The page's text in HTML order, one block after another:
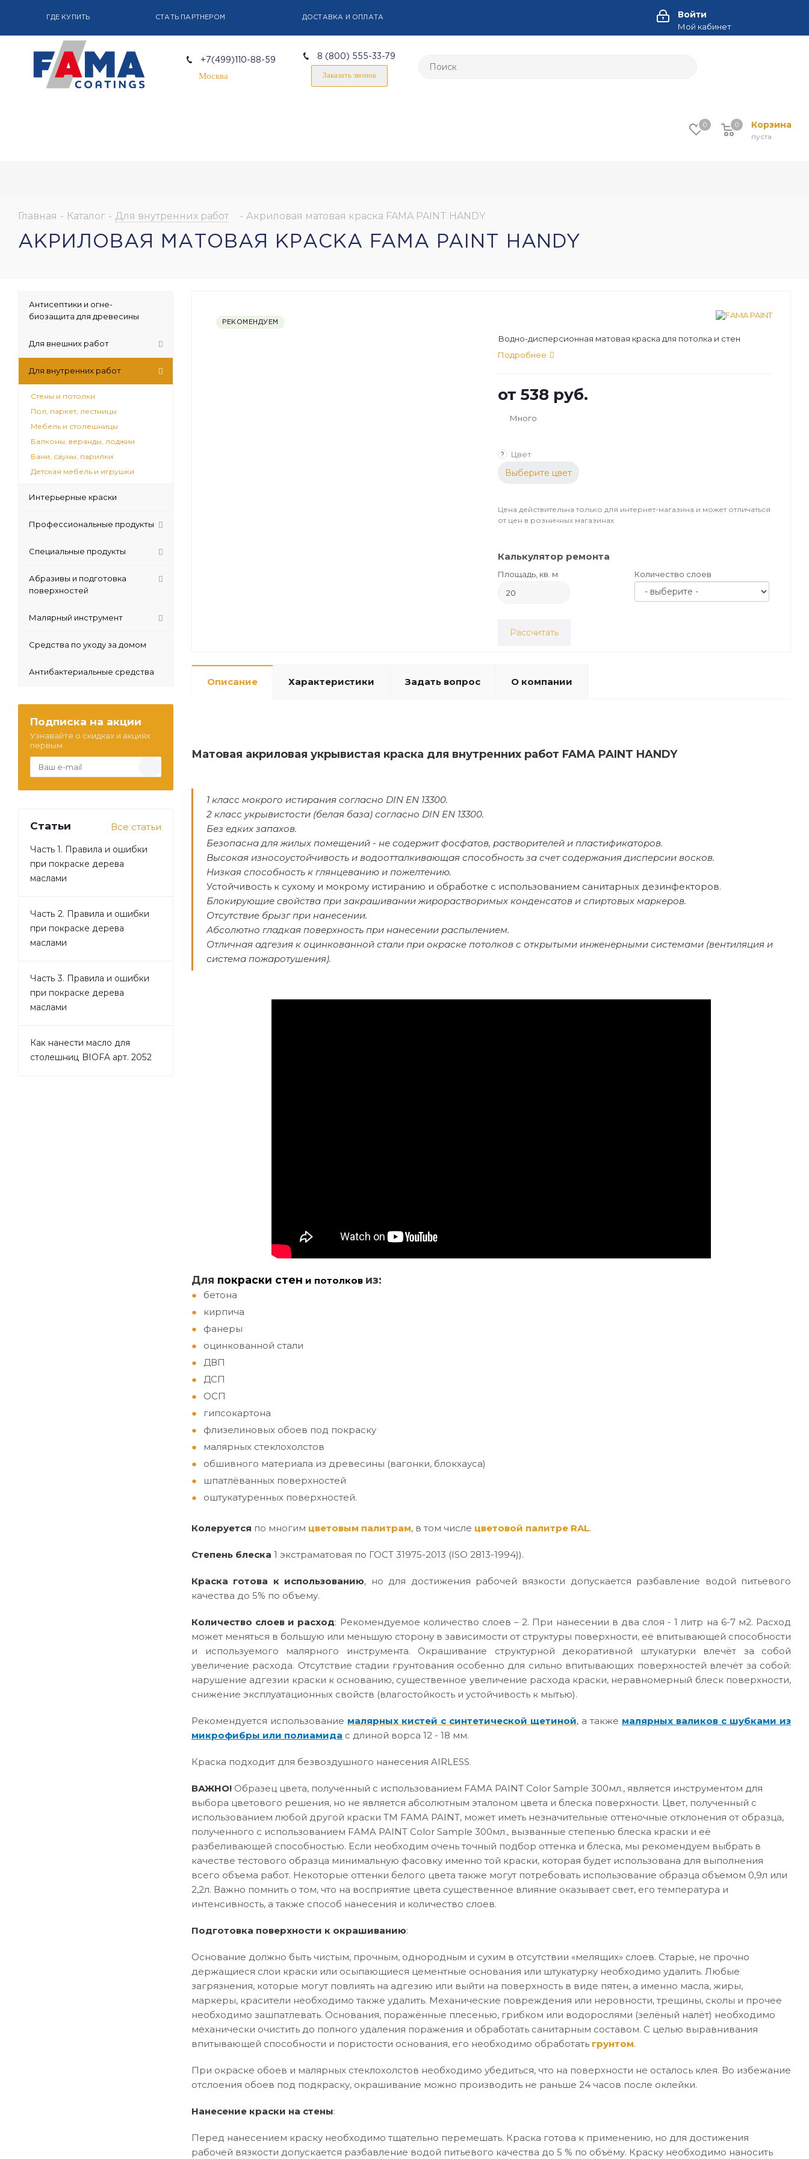
ГДЕ КУПИТЬ СТАТЬ ПАРТНЕРОМ ДОСТАВКА И ОПЛАТА Войти
Мой кабинет
+7(499)110-88-59
Москва
8 (800) 555-33-79
Заказать звонок
0 Корзина
пуста
0
Главная - Каталог - Для внутренних работ - Акриловая матовая краска FAMA PAINT HANDY
АКРИЛОВАЯ МАТОВАЯ КРАСКА FAMA PAINT HANDY
РЕКОМЕНДУЕМ
Водно-дисперсионная матовая краска для потолка и стен
Подробнее
от 538 руб.
Много
? Цвет
Выберите цвет
Цена действительна только для интернет-магазина и может отличаться
от цен в розничных магазинах
Калькулятор ремонта
Площадь, кв. м Количество слоев
Рассчитать
Описание Характеристики Задать вопрос О компании
Матовая акриловая укрывистая краска для внутренних работ FAMA PAINT HANDY
1 класс мокрого истирания согласно DIN EN 13300.
2 класс укрывистости (белая база) согласно DIN EN 13300.
Без едких запахов.
Безопасна для жилых помещений - не содержит фосфатов, растворителей и пластификаторов.
Высокая износоустойчивость и водоотталкивающая способность за счет содержания дисперсии восков.
Низкая способность к глянцеванию и пожелтению.
Устойчивость к сухому и мокрому истиранию и обработке с использованием санитарных дезинфекторов.
Блокирующие свойства при закрашивании жирорастворимых конденсатов и спиртовых маркеров.
Отсутствие брызг при нанесении.
Абсолютно гладкая поверхность при нанесении распылением.
Отличная адгезия к оцинкованной стали при окраске потолков с открытыми инженерными системами (вентиляция и
система пожаротушения).
Для покраски стен и потолков из:
бетона
кирпича
фанеры
оцинкованной стали
ДВП
ДСП
ОСП
гипсокартона
флизелиновых обоев под покраску
малярных стеклохолстов
обшивного материала из древесины (вагонки, блокхауса)
шпатлёванных поверхностей
оштукатуренных поверхностей.
Колеруется по многим цветовым палитрам, в том числе цветовой палитре RAL.
Степень блеска 1 экстраматовая по ГОСТ 31975-2013 (ISO 2813-1994)).
Краска готова к использованию, но для достижения рабочей вязкости допускается разбавление водой питьевого
качества до 5% по объему.
Количество слоев и расход: Рекомендуемое количество слоев – 2. При нанесении в два слоя - 1 литр на 6-7 м2. Расход
может меняться в большую или меньшую сторону в зависимости от структуры поверхности, её впитывающей способности
и используемого малярного инструмента. Окрашивание структурной декоративной штукатурки влечёт за собой
увеличение расхода. Отсутствие стадии грунтования особенно для сильно впитывающих поверхностей влечёт за собой:
нарушение адгезии краски к основанию, существенное увеличение расхода краски, неравномерный блеск поверхности,
снижение эксплуатационных свойств (влагостойкость и устойчивость к мытью).
Рекомендуется использование малярных кистей с синтетической щетиной, а также малярных валиков с шубками из
микрофибры или полиамида с длиной ворса 12 - 18 мм.
Краска подходит для безвоздушного нанесения AIRLESS.
ВАЖНО! Образец цвета, полученный с использованием FAMA PAINT Color Sample 300мл., является инструментом для
выбора цветового решения, но не является абсолютным эталоном цвета и блеска поверхности. Цвет, полученный с
использованием любой другой краски ТМ FAMA PAINT, может иметь незначительные оттеночные отклонения от образца,
полученного с использованием FAMA PAINT Color Sample 300мл., вызванные степенью блеска краски и её
разбеливающей способностью. Если необходим очень точный подбор оттенка и блеска, мы рекомендуем выбрать в
качестве тестового образца минимальную фасовку именно той краски, которая будет использована для выполнения
всего объема работ. Некоторые оттенки белого цвета также могут потребовать использование образца объемом 0,9л или
2,2л. Важно помнить о том, что на восприятие цвета существенное влияние оказывает свет, его температура и
интенсивность, а также способ нанесения и количество слоев.
Подготовка поверхности к окрашиванию:
Основание должно быть чистым, прочным, однородным и сухим в отсутствии «мелящих» слоев. Старые, не прочно
держащиеся слои краски или осыпающиеся цементные основания или штукатурку необходимо удалить. Любые
загрязнения, которые могут повлиять на адгезию или выйти на поверхность в виде пятен, а именно масла, жиры,
маркеры, красители необходимо также удалить. Механические повреждения или неровности, трещины, сколы и прочее
необходимо зашпатлевать. Основания, поражённые плесенью, грибком или водорослями (зелёный налёт) необходимо
механически очистить до полного удаления поражения и обработать санитарным составом. С целью выравнивания
впитывающей способности и пористости основания, его необходимо обработать грунтом.
При окраске обоев и малярных стеклохолстов необходимо убедиться, что на поверхности не осталось клея. Во избежание
отслоения обоев под подкраску, окрашивание можно производить не раньше 24 часов после оклейки.
Нанесение краски на стены:
Перед нанесением краску необходимо тщательно перемешать. Краска готова к применению, но для достижения
рабочей вязкости допускается разбавление водой питьевого качества до 5 % по объёму. Краску необходимо наносить
Антисептики и огне-
биозащита для древесины
Для внешних работ
Для внутренних работ
Стены и потолки
Пол, паркет, лестницы
Мебель и столешницы
Балконы, веранды, лоджии
Бани, сауны, парилки
Детская мебель и игрушки
Интерьерные краски
Профессиональные продукты
Специальные продукты
Абразивы и подготовка
поверхностей
Малярный инструмент
Средства по уходу за домом
Антибактериальные средства
Подписка на акции
Узнавайте о скидках и акциях
первым
Статьи Все статьи
Часть 1. Правила и ошибки
при покраске дерева
маслами
Часть 2. Правила и ошибки
при покраске дерева
маслами
Часть 3. Правила и ошибки
при покраске дерева
маслами
Как нанести масло для
столешниц BIOFA арт. 2052